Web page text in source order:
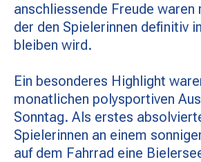
anschliessende Freude waren
der den Spielerinnen definitiv
bleiben wird.
Ein besonderes Highlight
monatlichen polysportiven
Sonntag. Als erstes
Spielerinnen an einem
auf dem Fahrrad eine